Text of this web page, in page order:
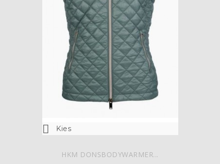
 Kies
HKM DONSBODYWARMER...